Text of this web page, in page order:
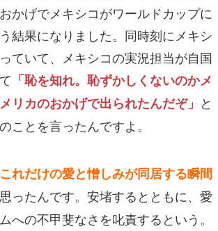
かげでメキシコがワールドカップに
結果になりました。同時刻にメキシ
ていて、メキシコの実況担当が自国
「恥を知れ。恥ずかしくないのかメ
リカのおかげで出られたんだぞ」 と
ことを言ったんですよ。
これだけの愛と憎しみが同居する瞬間
ったんです。安堵するとともに、愛
への不甲斐なさを叱責するという。